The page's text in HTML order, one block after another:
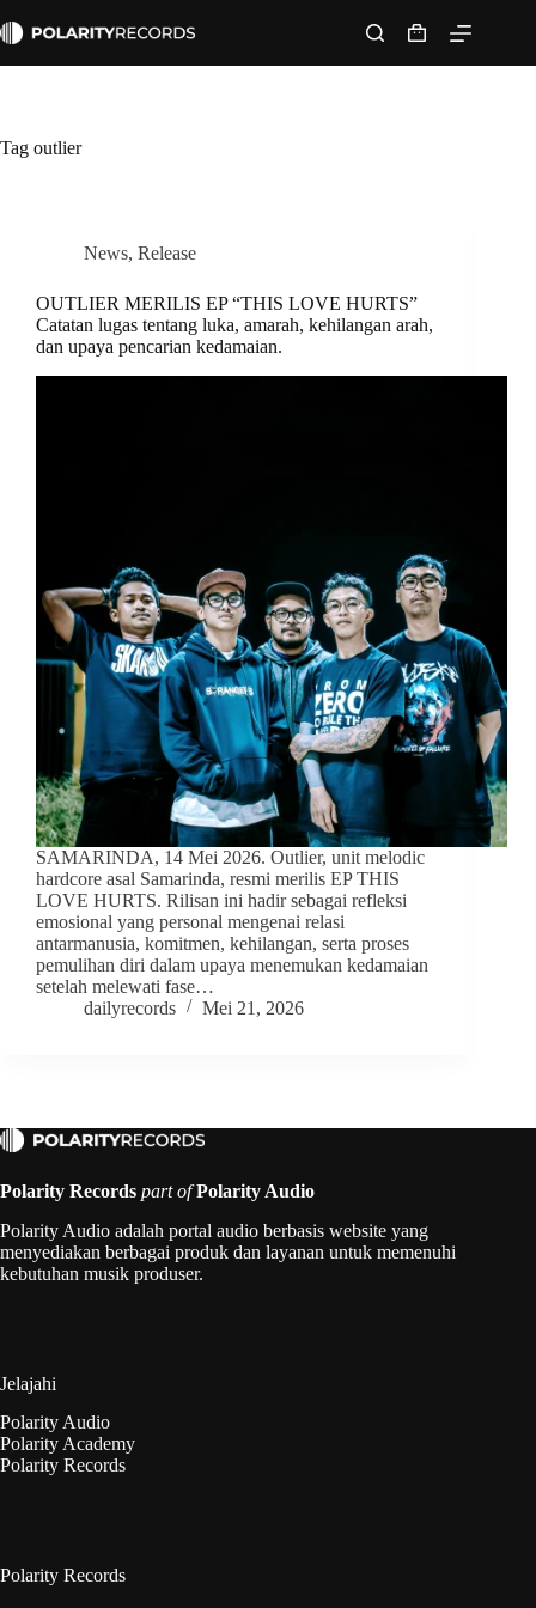
to
Shopping
cart
Tag outlier
News, Release
OUTLIER MERILIS EP “THIS LOVE HURTS”
Catatan lugas tentang luka, amarah, kehilangan arah,
dan upaya pencarian kedamaian.
SAMARINDA, 14 Mei 2026. Outlier, unit melodic
hardcore asal Samarinda, resmi merilis EP THIS
LOVE HURTS. Rilisan ini hadir sebagai refleksi
emosional yang personal mengenai relasi
antarmanusia, komitmen, kehilangan, serta proses
pemulihan diri dalam upaya menemukan kedamaian
setelah melewati fase…
dailyrecords
Mei 21, 2026
Polarity Records part of Polarity Audio
Polarity Audio adalah portal audio berbasis website yang
menyediakan berbagai produk dan layanan untuk memenuhi
kebutuhan musik produser.
Jelajahi
Polarity Audio
Polarity Academy
Polarity Records
Polarity Records